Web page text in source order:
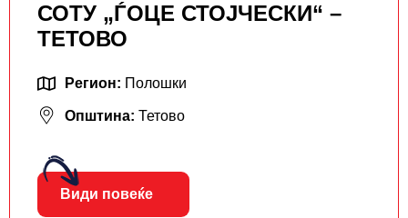
СОТУ „ЃОЦЕ СТОЈЧЕСКИ“ –
ТЕТОВО
Регион: Полошки
Општина: Тетово
Види повеќе